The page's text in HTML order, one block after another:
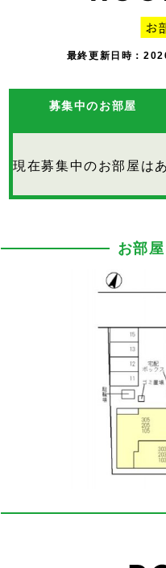
最終更新日時：
募集中のお部屋
現在募集中のお部屋は
お部